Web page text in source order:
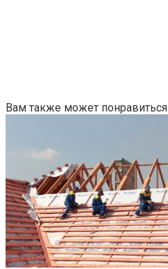
Вам также может понравиться